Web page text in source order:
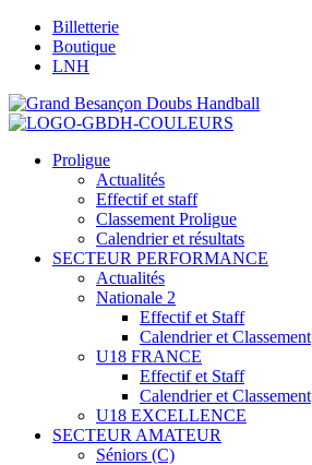
Billetterie
Boutique
LNH
Proligue
Actualités
Effectif et staff
Classement Proligue
Calendrier et résultats
SECTEUR PERFORMANCE
Actualités
Nationale 2
Effectif et Staff
Calendrier et Classement
U18 FRANCE
Effectif et Staff
Calendrier et Classement
U18 EXCELLENCE
SECTEUR AMATEUR
Séniors (C)